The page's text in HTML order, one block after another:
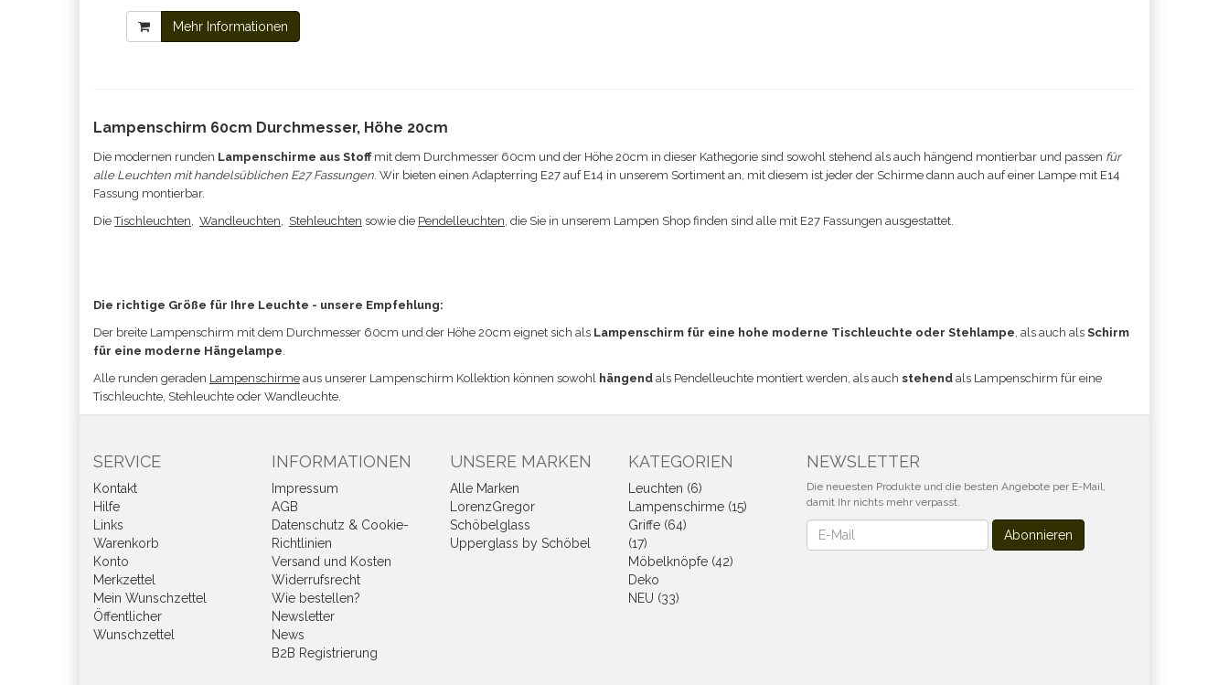
Mehr Informationen
Lampenschirm 60cm Durchmesser, Höhe 20cm
Die modernen runden Lampenschirme aus Stoffmit dem Durchmesser 60cm und der Höhe 20cm in dieser Kathegorie sind sowohl stehend als auch hängend montierbar und passen für
alle Leuchten mit handelsüblichen E27 Fassungen. Wir bieten einen Adapterring E27 auf E14 in unserem Sortiment an, mit diesem ist jeder der Schirme dann auch auf einer Lampe mit E14
Fassung montierbar.
DieTischleuchten, Wandleuchten, Stehleuchten sowie die Pendelleuchten, die Sie in unserem Lampen Shop finden sind alle mit E27 Fassungen ausgestattet.
Die richtige Größe für Ihre Leuchte - unsere Empfehlung:
Der breite Lampenschirm mit dem Durchmesser 60cm und der Höhe 20cm eignet sich als Lampenschirm für eine hohe moderne Tischleuchte oder Stehlampe, als auch als Schirm
für eine moderne Hängelampe.
Alle runden geraden Lampenschirme aus unserer Lampenschirm Kollektion können sowohl hängend als Pendelleuchte montiert werden, als auch stehend als Lampenschirm für eine
Tischleuchte, Stehleuchte oder Wandleuchte.
SERVICE
Kontakt
Hilfe
Links
Warenkorb
Konto
Merkzettel
Mein Wunschzettel
Öffentlicher
Wunschzettel
INFORMATIONEN
Impressum
AGB
Datenschutz & Cookie-
Richtlinien
Versand und Kosten
Widerrufsrecht
Wie bestellen?
Newsletter
News
B2B Registrierung
UNSERE MARKEN
Alle Marken
LorenzGregor
Schöbelglass
Upperglass by Schöbel
KATEGORIEN
Leuchten (6)
Lampenschirme (15)
Griffe (64)
(17)
Möbelknöpfe (42)
Deko
NEU (33)
NEWSLETTER
Die neuesten Produkte und die besten Angebote per E-Mail,
damit Ihr nichts mehr verpasst.
Newsletter Abonnieren